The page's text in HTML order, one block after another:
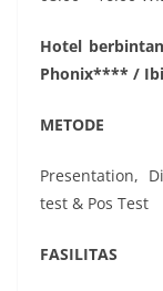
Hotel
Phonix**** /
METODE
Presentation,
test & Pos Test
FASILITAS